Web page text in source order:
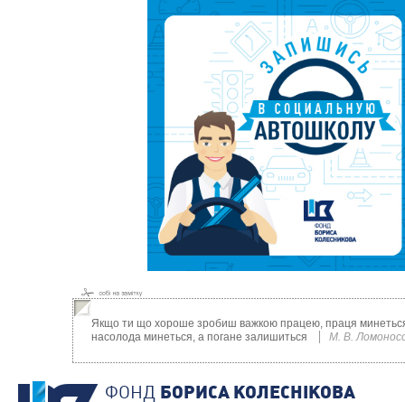
Якщо ти що хороше зробиш важкою працею, праця
насолода минеться, а погане залишиться
М. В.
ФОНД БОРИСА КОЛЕСНIКОВА